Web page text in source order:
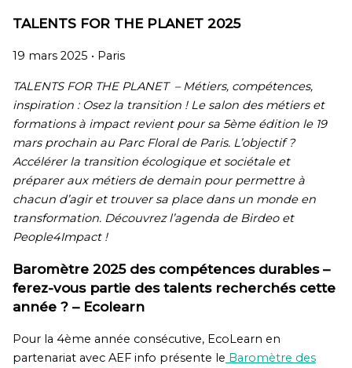
TALENTS FOR THE PLANET 2025
19 mars 2025 • Paris
TALENTS FOR THE PLANET – Métiers, compétences,
inspiration : Osez la transition ! Le salon des métiers et
formations à impact revient pour sa 5ème édition le 19
mars prochain au Parc Floral de Paris. L’objectif ?
Accélérer la transition écologique et sociétale et
préparer aux métiers de demain pour permettre à
chacun d’agir et trouver sa place dans un monde en
transformation. Découvrez l’agenda de Birdeo et
People4Impact !
Baromètre 2025 des compétences durables –
ferez-vous partie des talents recherchés cette
année ? – Ecolearn
Pour la 4ème année consécutive, EcoLearn en
partenariat avec AEF info présente le Baromètre des